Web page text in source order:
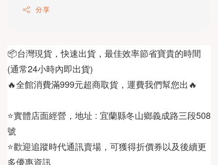
分享
📦台灣現貨，快速出貨，最佳效率節省寶貴的時間
🔥全館消費滿999元超商取貨，運費我們幫您出🔥
⭐️實體店面經營，地址 : 宜蘭縣冬山鄉義成路三段508
⭐️歡迎追蹤時代通訊賣場，可獲得折價券以及後續更